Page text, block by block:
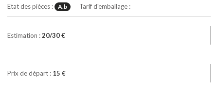
Etat des pièces :
A.b Tarif d'emballage :
Estimation :20/30 €
Prix de départ : 15 €